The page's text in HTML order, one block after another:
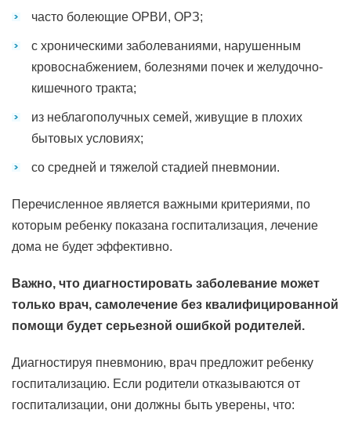
часто болеющие ОРВИ, ОРЗ;
с хроническими заболеваниями, нарушенным
кровоснабжением, болезнями почек и желудочно-
кишечного тракта;
из неблагополучных семей, живущие в плохих
бытовых условиях;
со средней и тяжелой стадией пневмонии.
Перечисленное является важными критериями, по
которым ребенку показана госпитализация, лечение
дома не будет эффективно.
Важно, что диагностировать заболевание может
только врач, самолечение без квалифицированной
помощи будет серьезной ошибкой родителей.
Диагностируя пневмонию, врач предложит ребенку
госпитализацию. Если родители отказываются от
госпитализации, они должны быть уверены, что: